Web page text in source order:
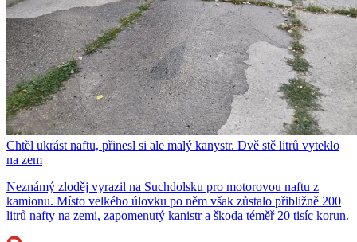
Chtěl ukrást naftu, přinesl si ale malý kanystr. Dvě stě litrů vyteklo
na zem
Neznámý zloděj vyrazil na Suchdolsku pro motorovou naftu z
kamionu. Místo velkého úlovku po něm však zůstalo přibližně 200
litrů nafty na zemi, zapomenutý kanistr a škoda téměř 20 tisíc korun.